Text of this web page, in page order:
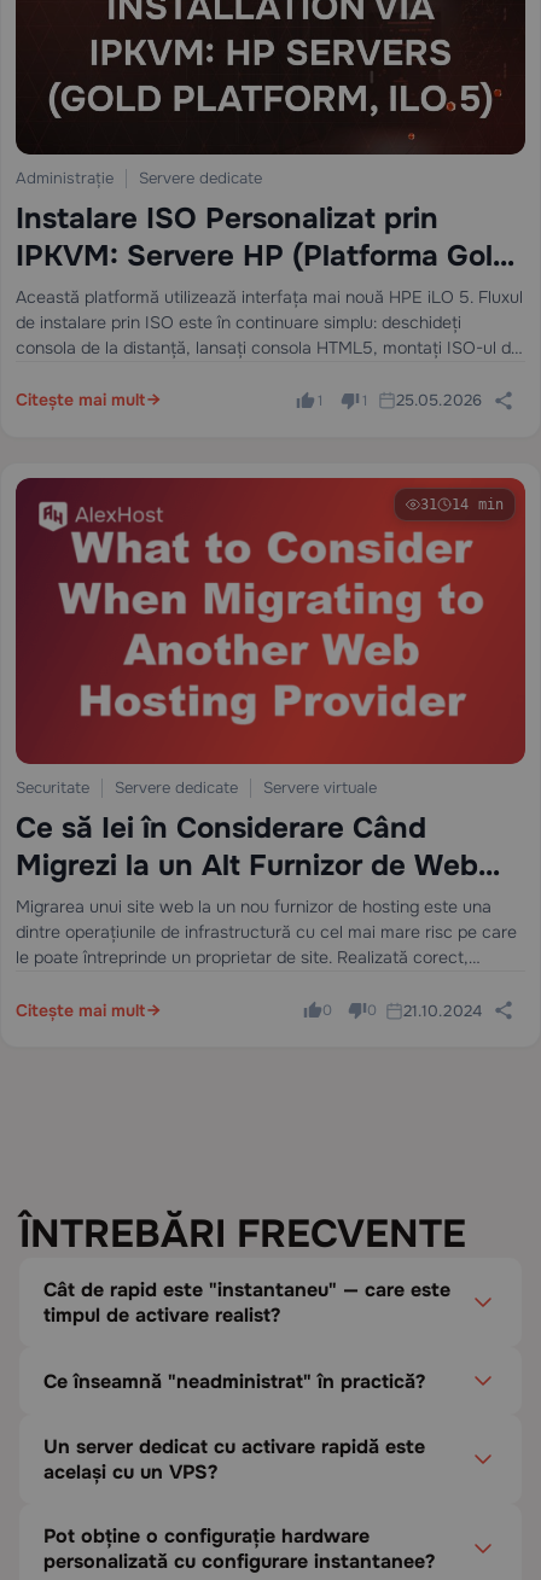
Administrație Servere dedicate
Instalare ISO Personalizat prin
IPKVM: Servere HP (Platforma Gold,
iLO 5)
Această platformă utilizează interfața mai nouă HPE iLO 5. Fluxul
de instalare prin ISO este în continuare simplu: deschideți
consola de la distanță, lansați consola HTML5, montați ISO-ul din
Citește mai mult
1 1 25.05.2026
31 14 min
Securitate Servere dedicate Servere virtuale
Ce să Iei în Considerare Când
Migrezi la un Alt Furnizor de Web
Hosting
Migrarea unui site web la un nou furnizor de hosting este una
dintre operațiunile de infrastructură cu cel mai mare risc pe care
le poate întreprinde un proprietar de site. Realizată corect,
Citește mai mult
0 0 21.10.2024
ÎNTREBĂRI FRECVENTE
Cât de rapid este "instantaneu" — care este
timpul de activare realist?
Ce înseamnă "neadministrat" în practică?
Un server dedicat cu activare rapidă este
același cu un VPS?
Pot obține o configurație hardware
personalizată cu configurare instantanee?